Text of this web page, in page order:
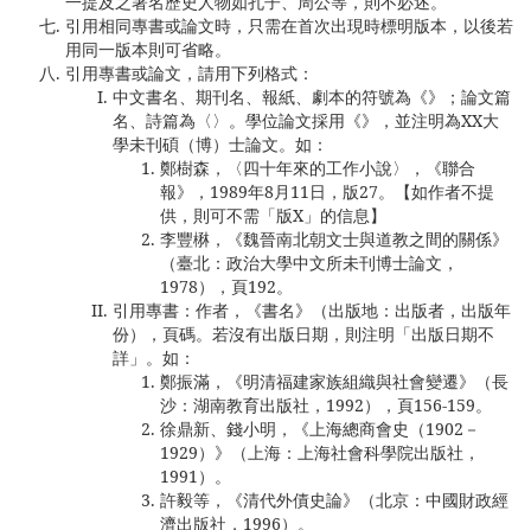
引用相同專書或論文時，只需在首次出現時標明版本，以後若
用同一版本則可省略。
引用專書或論文，請用下列格式：
中文書名、期刊名、報紙、劇本的符號為《》；論文篇
名、詩篇為〈〉。學位論文採用《》，並注明為XX大
學未刊碩（博）士論文。如：
鄭樹森，〈四十年來的工作小說〉，《聯合
報》，1989年8月11日，版27。【如作者不提
供，則可不需「版X」的信息】
李豐楙，《魏晉南北朝文士與道教之間的關係》
（臺北：政治大學中文所未刊博士論文，
1978），頁192。
引用專書：作者，《書名》（出版地：出版者，出版年
份），頁碼。若沒有出版日期，則注明「出版日期不
詳」。如：
鄭振滿，《明清福建家族組織與社會變遷》（長
沙：湖南教育出版社，1992），頁156-159。
徐鼎新、錢小明，《上海總商會史（1902－
1929）》（上海：上海社會科學院出版社，
1991）。
許毅等，《清代外債史論》（北京：中國財政經
濟出版社，1996）。